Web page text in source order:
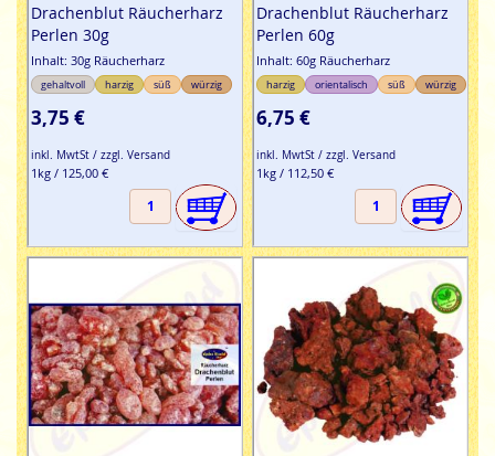
Drachenblut Räucherharz
Perlen 30g
Inhalt: 30g Räucherharz
gehaltvoll harzig süß würzig
3,75 €
inkl. MwtSt / zzgl. Versand
1kg / 125,00 €
Drachenblut Räucherharz
Perlen 60g
Inhalt: 60g Räucherharz
harzig orientalisch süß würzig
6,75 €
inkl. MwtSt / zzgl. Versand
1kg / 112,50 €